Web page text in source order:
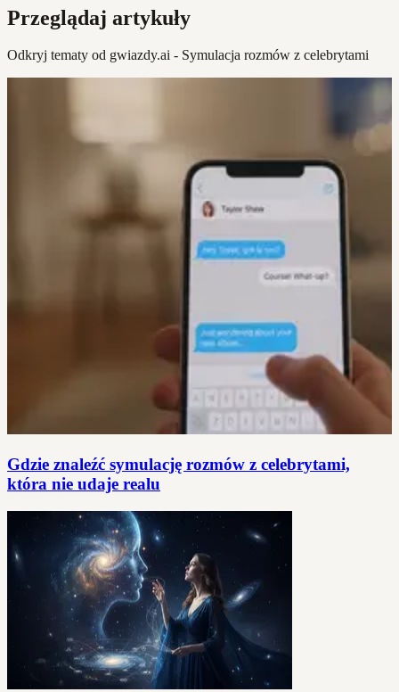
Przeglądaj artykuły
Odkryj tematy od gwiazdy.ai - Symulacja rozmów z celebrytami
Gdzie znaleźć symulację rozmów z celebrytami,
która nie udaje realu